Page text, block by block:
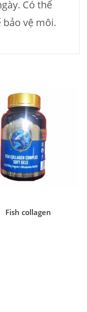
Có thể
vệ môi.
Fish collagen